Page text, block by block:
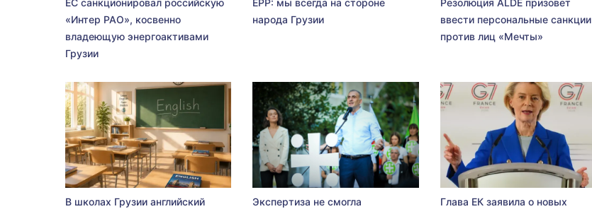
ЕС санкционировал российскую
«Интер РАО», косвенно
владеющую энергоактивами
Грузии
EPP: мы всегда на стороне
народа Грузии
Резолюция ALDE призовет
ввести персональные санкции
против лиц «Мечты»
В школах Грузии английский
Экспертиза не смогла
Глава ЕК заявила о новых